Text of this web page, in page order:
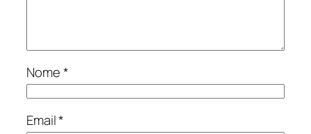
Nome*
Email*